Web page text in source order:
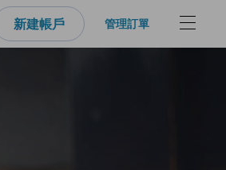
新建帳戶 管理訂單